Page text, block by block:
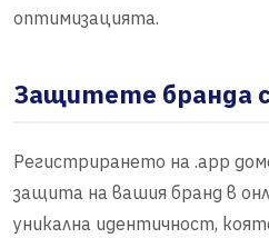
оптимизацията.
Защитете бранда
Регистрирането на .app
защита на вашия бранд в
уникална идентичност,